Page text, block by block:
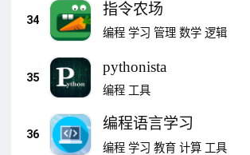
34
指令农场
编程 学习 管理 数学 逻辑
35
pythonista
编程 工具
36
编程语言学习
编程 学习 教育 计算 工具